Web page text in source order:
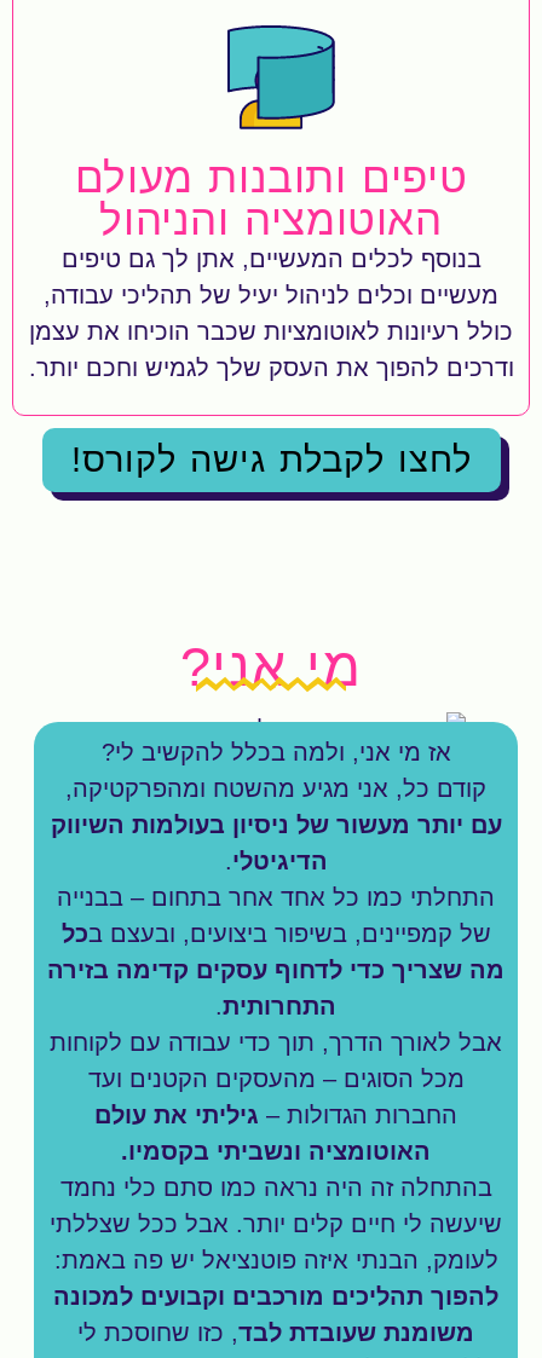
טיפים ותובנות מעולם
האוטומציה והניהול
בנוסף לכלים המעשיים, אתן לך גם טיפים
מעשיים וכלים לניהול יעיל של תהליכי עבודה,
כולל רעיונות לאוטומציות שכבר הוכיחו את עצמן
ודרכים להפוך את העסק שלך לגמיש וחכם יותר.
לחצו לקבלת גישה לקורס!
מי אני?
אז מי אני, ולמה בכלל להקשיב לי?
קודם כל, אני מגיע מהשטח ומהפרקטיקה,
עם יותר מעשור של ניסיון בעולמות השיווק
הדיגיטלי.
התחלתי כמו כל אחד אחר בתחום – בבנייה
של קמפיינים, בשיפור ביצועים, ובעצם בכל
מה שצריך כדי לדחוף עסקים קדימה בזירה
התחרותית.
אבל לאורך הדרך, תוך כדי עבודה עם לקוחות
מכל הסוגים – מהעסקים הקטנים ועד
החברות הגדולות – גיליתי את עולם
האוטומציה ונשביתי בקסמיו.
בהתחלה זה היה נראה כמו סתם כלי נחמד
שיעשה לי חיים קלים יותר. אבל ככל שצללתי
לעומק, הבנתי איזה פוטנציאל יש פה באמת:
להפוך תהליכים מורכבים וקבועים למכונה
משומנת שעובדת לבד, כזו שחוסכת לי